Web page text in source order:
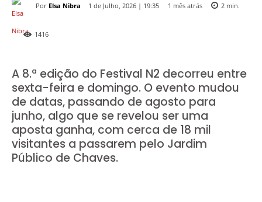
Por Elsa Nibra 1 de Julho, 2026 | 19:35 1 mês atrás 2 min.
1416
A 8.ª edição do Festival N2 decorreu entre
sexta-feira e domingo. O evento mudou
de datas, passando de agosto para
junho, algo que se revelou ser uma
aposta ganha, com cerca de 18 mil
visitantes a passarem pelo Jardim
Público de Chaves.